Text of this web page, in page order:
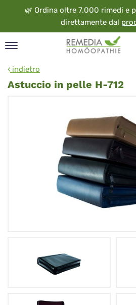
🌿 Ordina oltre 7.000 rimedi e
direttamente dal
indietro
Astuccio in pelle H-712